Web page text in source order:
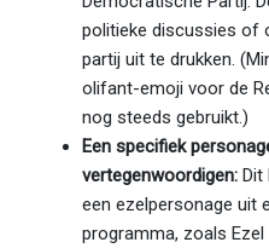
politieke discussies of
partij uit te drukken.
olifant-emoji voor de
nog steeds gebruikt.)
Een specifiek
vertegenwoordigen: Dit
een ezelpersonage uit
programma, zoals Ezel